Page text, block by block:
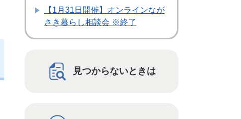
【1月31日開催】オンラインなが
さき暮らし相談会 ※終了
見つからないときは